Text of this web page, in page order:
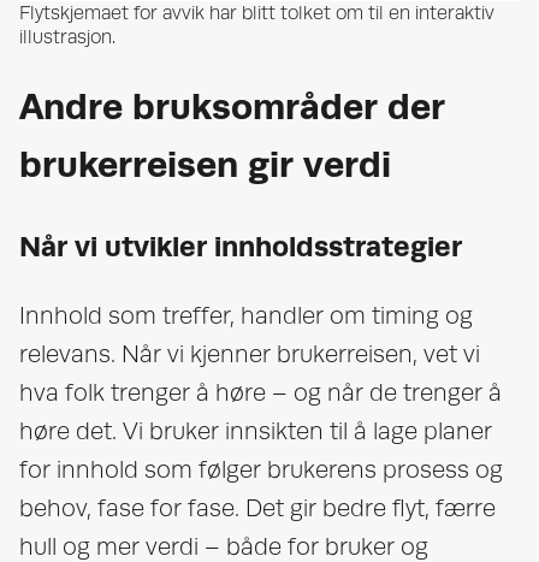
Flytskjemaet for avvik har blitt tolket om til en interaktiv
illustrasjon.
Andre bruksområder der
brukerreisen gir verdi
Når vi utvikler innholdsstrategier
Innhold som treffer, handler om timing og
relevans. Når vi kjenner brukerreisen, vet vi
hva folk trenger å høre – og når de trenger å
høre det. Vi bruker innsikten til å lage planer
for innhold som følger brukerens prosess og
behov, fase for fase. Det gir bedre flyt, færre
hull og mer verdi – både for bruker og